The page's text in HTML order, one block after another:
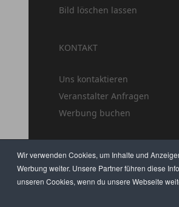
Wir verwenden Cookies, um Inhalte und
Werbung weiter. Unsere Partner führen diese
unseren Cookies, wenn du unsere Webseite
Bild löschen lassen
KONTAKT
Uns kontaktieren
Veranstalter Anfragen
Werbung buchen
HILFE AGB DATENSCHUTZ